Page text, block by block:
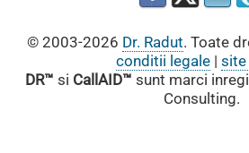
© 2003-2026 Dr. Radut. Toate
conditii legale| site
DR™ si CallAID™ sunt marci
Consulting.